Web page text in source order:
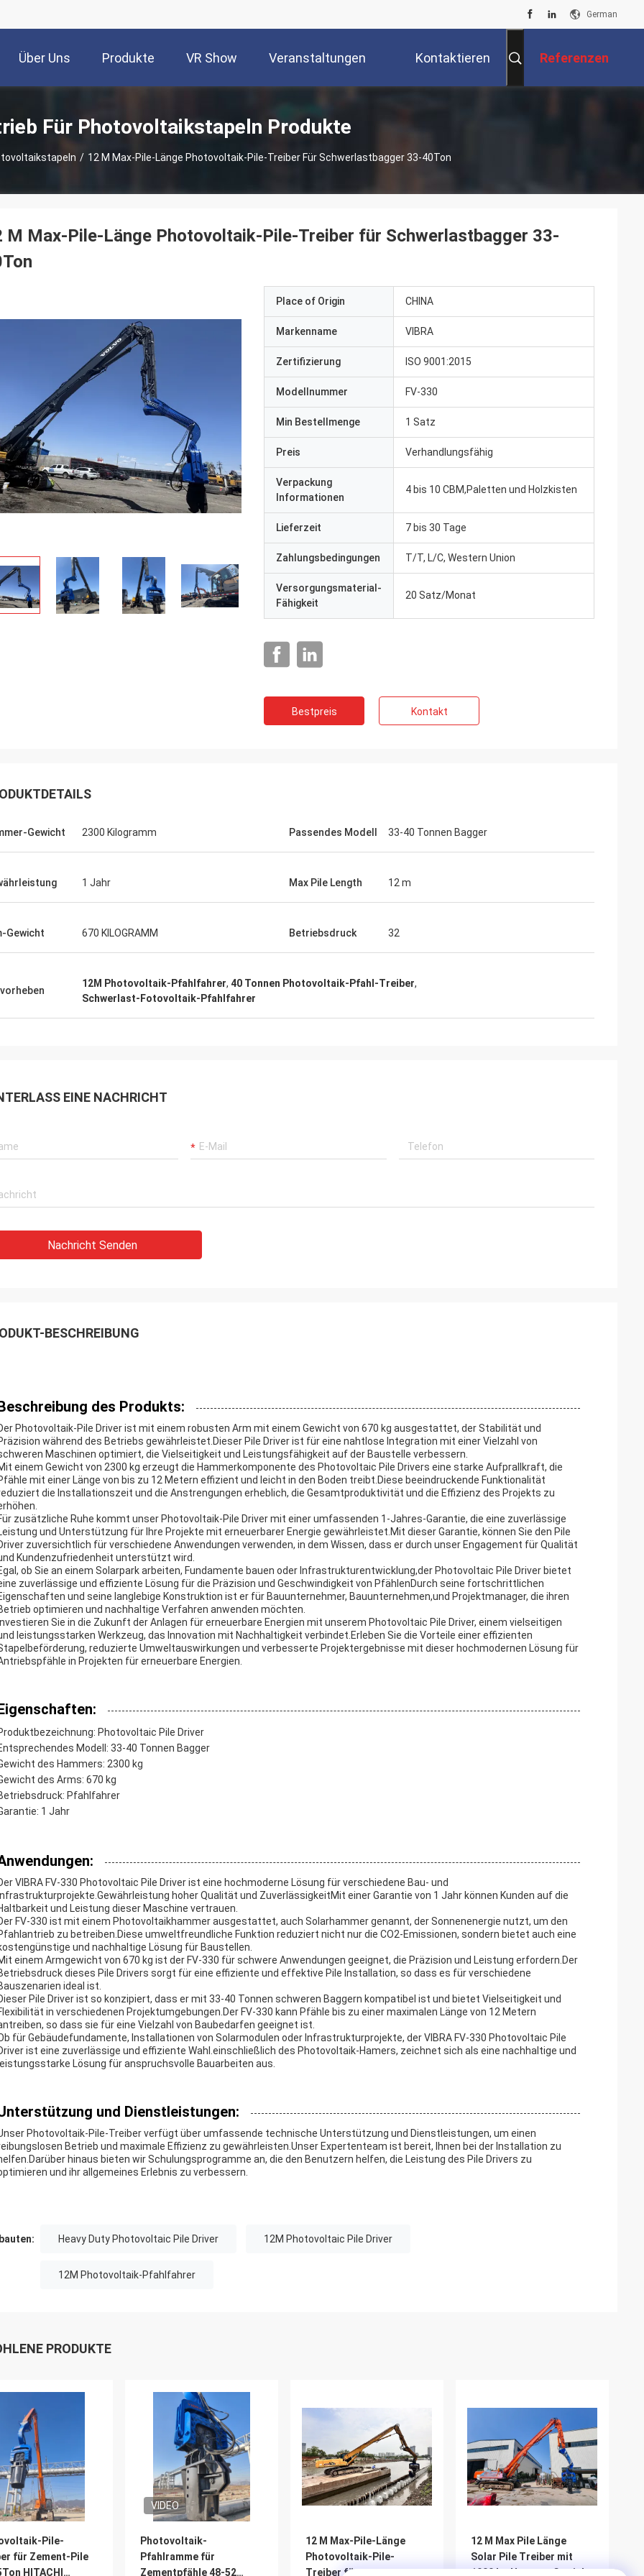
German
Über Uns Produkte VR Show Veranstaltungen Kontaktieren Referenzen
Für Photovoltaikstapeln Produkte
/ 12 M Max-Pile-Länge Photovoltaik-Pile-Treiber Für Schwerlastbagger 33-40Ton
M Max-Pile-Länge Photovoltaik-Pile-Treiber für Schwerlastbagger 33-
Place of Origin CHINA
Markenname VIBRA
Zertifizierung ISO 9001:2015
Modellnummer FV-330
Min Bestellmenge 1 Satz
Preis Verhandlungsfähig
Verpackung
Informationen
4 bis 10 CBM,Paletten und Holzkisten
Lieferzeit 7 bis 30 Tage
Zahlungsbedingungen T/T, L/C, Western Union
Versorgungsmaterial-
Fähigkeit
20 Satz/Monat
Bestpreis Kontakt
Gewicht 2300 Kilogramm Passendes Modell 33-40 Tonnen Bagger
1 Jahr Max Pile Length 12 m
Gewicht 670 KILOGRAMM Betriebsdruck 32
12M Photovoltaik-Pfahlfahrer, 40 Tonnen Photovoltaik-Pfahl-Treiber,
Schwerlast-Fotovoltaik-Pfahlfahrer
EINE NACHRICHT
Nachricht Senden
BESCHREIBUNG
des Produkts:
Photovoltaik-Pile Driver ist mit einem robusten Arm mit einem Gewicht von 670 kg ausgestattet, der Stabilität und
während des Betriebs gewährleistet.Dieser Pile Driver ist für eine nahtlose Integration mit einer Vielzahl von
Maschinen optimiert, die Vielseitigkeit und Leistungsfähigkeit auf der Baustelle verbessern.
einem Gewicht von 2300 kg erzeugt die Hammerkomponente des Photovoltaic Pile Drivers eine starke Aufprallkraft, die
mit einer Länge von bis zu 12 Metern effizient und leicht in den Boden treibt.Diese beeindruckende Funktionalität
die Installationszeit und die Anstrengungen erheblich, die Gesamtproduktivität und die Effizienz des Projekts zu
zusätzliche Ruhe kommt unser Photovoltaik-Pile Driver mit einer umfassenden 1-Jahres-Garantie, die eine zuverlässige
und Unterstützung für Ihre Projekte mit erneuerbarer Energie gewährleistet.Mit dieser Garantie, können Sie den Pile
zuversichtlich für verschiedene Anwendungen verwenden, in dem Wissen, dass er durch unser Engagement für Qualität
Kundenzufriedenheit unterstützt wird.
ob Sie an einem Solarpark arbeiten, Fundamente bauen oder Infrastrukturentwicklung,der Photovoltaic Pile Driver bietet
zuverlässige und effiziente Lösung für die Präzision und Geschwindigkeit von PfählenDurch seine fortschrittlichen
und seine langlebige Konstruktion ist er für Bauunternehmer, Bauunternehmen,und Projektmanager, die ihren
optimieren und nachhaltige Verfahren anwenden möchten.
Sie in die Zukunft der Anlagen für erneuerbare Energien mit unserem Photovoltaic Pile Driver, einem vielseitigen
leistungsstarken Werkzeug, das Innovation mit Nachhaltigkeit verbindet.Erleben Sie die Vorteile einer effizienten
reduzierte Umweltauswirkungen und verbesserte Projektergebnisse mit dieser hochmodernen Lösung für
in Projekten für erneuerbare Energien.
Photovoltaic Pile Driver
Modell: 33-40 Tonnen Bagger
des Hammers: 2300 kg
des Arms: 670 kg
Pfahlfahrer
1 Jahr
VIBRA FV-330 Photovoltaic Pile Driver ist eine hochmoderne Lösung für verschiedene Bau- und
hoher Qualität und ZuverlässigkeitMit einer Garantie von 1 Jahr können Kunden auf die
und Leistung dieser Maschine vertrauen.
FV-330 ist mit einem Photovoltaikhammer ausgestattet, auch Solarhammer genannt, der Sonnenenergie nutzt, um den
zu betreiben.Diese umweltfreundliche Funktion reduziert nicht nur die CO2-Emissionen, sondern bietet auch eine
und nachhaltige Lösung für Baustellen.
einem Armgewicht von 670 kg ist der FV-330 für schwere Anwendungen geeignet, die Präzision und Leistung erfordern.Der
dieses Pile Drivers sorgt für eine effiziente und effektive Pile Installation, so dass es für verschiedene
ideal ist.
Pile Driver ist so konzipiert, dass er mit 33-40 Tonnen schweren Baggern kompatibel ist und bietet Vielseitigkeit und
in verschiedenen Projektumgebungen.Der FV-330 kann Pfähle bis zu einer maximalen Länge von 12 Metern
so dass sie für eine Vielzahl von Baubedarfen geeignet ist.
für Gebäudefundamente, Installationen von Solarmodulen oder Infrastrukturprojekte, der VIBRA FV-330 Photovoltaic Pile
ist eine zuverlässige und effiziente Wahl.einschließlich des Photovoltaik-Hamers, zeichnet sich als eine nachhaltige und
Lösung für anspruchsvolle Bauarbeiten aus.
und Dienstleistungen:
Photovoltaik-Pile-Treiber verfügt über umfassende technische Unterstützung und Dienstleistungen, um einen
Betrieb und maximale Effizienz zu gewährleisten.Unser Expertenteam ist bereit, Ihnen bei der Installation zu
hinaus bieten wir Schulungsprogramme an, die den Benutzern helfen, die Leistung des Pile Drivers zu
und ihr allgemeines Erlebnis zu verbessern.
Heavy Duty Photovoltaic Pile Driver 12M Photovoltaic Pile Driver
12M Photovoltaik-Pfahlfahrer
PRODUKTE
Pile-
für Zement-Pile
HITACHI
VIDEO
Photovoltaik-
Pfahlramme für
Zementpfähle 48-52
12 M Max-Pile-Länge
Photovoltaik-Pile-
Treiber für
12 M Max Pile Länge
Solar Pile Treiber mit
1900 kg Hammer Gewicht